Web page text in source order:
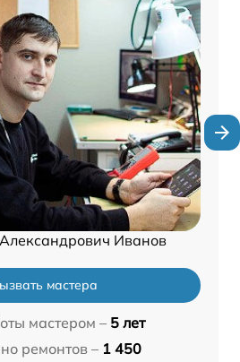
Иванов
мастера
мастером – 5 лет
ремонтов – 1 450